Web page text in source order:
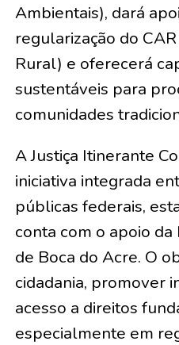
Ambientais), dará
regularização do
Rural) e oferecerá
sustentáveis para
comunidades
A Justiça Itinerante
iniciativa integrada
públicas federais,
conta com o apoio
de Boca do Acre. O
cidadania, promover
acesso a direitos
especialmente em